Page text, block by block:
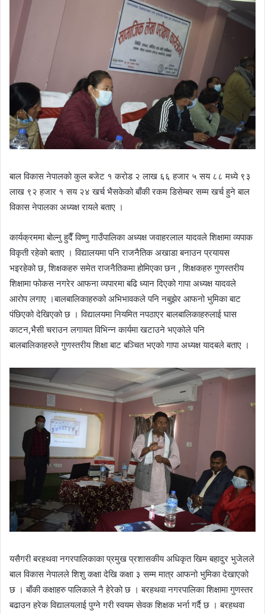
बाल विकास नेपालको कुल बजेट १ करोड २ लाख ६६ हजार ५ सय ८८ मध्ये ९३
लाख ९२ हजार १ सय २४ खर्च भैसकेको बाँकी रकम डिसेम्बर सम्म खर्च हुने बाल
विकास नेपालका अध्यक्ष रायले बताए ।
कार्यक्रममा बोल्नु हुदैँ विष्णु गाउँपालिका अध्यक्ष जवाहरलाल यादवले शिक्षामा व्यपाक
विकृती रहेको बताए । विद्यालयमा पनि राजनैतिक अखाडा बनाउन प्रयायस
भइरहेको छ, शिक्षकहरु समेत राजनैतिकमा होमिएका छन , शिक्षकहरु गुणस्तरीय
शिक्षामा फोकस नगरेर आफना व्यपारमा बढि ध्यान दिएको गापा अध्यक्ष यादवले
आरोप लगाए ।बालबालिकाहरुको अभिभावकले पनि नबुझेर आफनो भुमिका बाट
पंछिएको देखिएको छ । विद्यालयमा नियमित नपठाएर बालबालिकाहरुलाई घास
काटन,भैसी चराउन लगायत विभिन्न कार्यमा खटाउने भएकोले पनि
बालबालिकाहरुले गुणस्तरीय शिक्षा बाट बञ्चित भएको गापा अध्यक्ष यादबले बताए ।
यसैगरी बरहथवा नगरपालिकाका प्रमुख प्रशासकीय अधिकृत खिम बहादुर भुजेलले
बाल विकास नेपालले शिशु कक्षा देखि कक्षा ३ सम्म मात्र आफनो भुमिका देखाएको
छ । बाँकी कक्षाहरु पालिकाले नै हेरेको छ । बरहथवा नगरपालिका शिक्षामा गुणस्तर
बढाउन हरेक विद्यालयलाई पुग्ने गरी स्वयम सेवक शिक्षक भर्ना गर्दै छ । बरहथवा